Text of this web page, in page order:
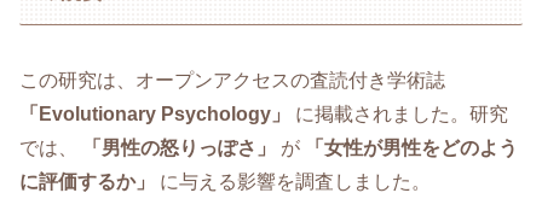
この研究は、オープンアクセスの査読付き学術誌
「Evolutionary Psychology」
に掲載されました。研究
では、
「男性の怒りっぽさ」 が
「女性が男性をどのよう
に評価するか」
に与える影響を調査しました。